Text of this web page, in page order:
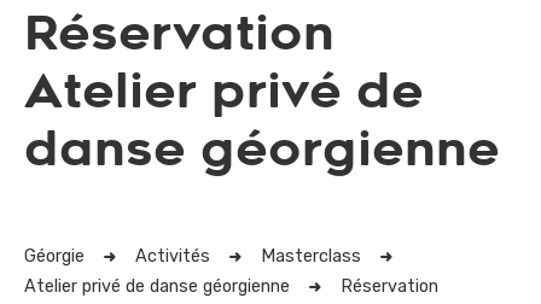
Réservation
Atelier privé de
danse géorgienne
Géorgie Activités
Masterclass
Atelier privé de danse géorgienne
Réservation